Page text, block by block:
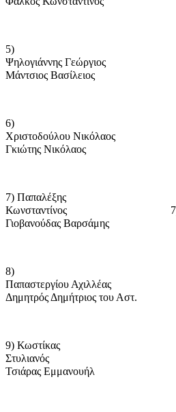
5)
Ψηλογιάννης Γεώργιος
Μάντσιος Βασίλειος
6)
Χριστοδούλου Νικόλαος
Γκιώτης Νικόλαος
7) Παπαλέξης
Κωνσταντίνος
Γιοβανούδας Βαρσάμης
8)
Παπαστεργίου Αχιλλέας
Δημητρός Δημήτριος του Αστ.
9) Κωστίκας
Στυλιανός
Τσιάρας Εμμανουήλ